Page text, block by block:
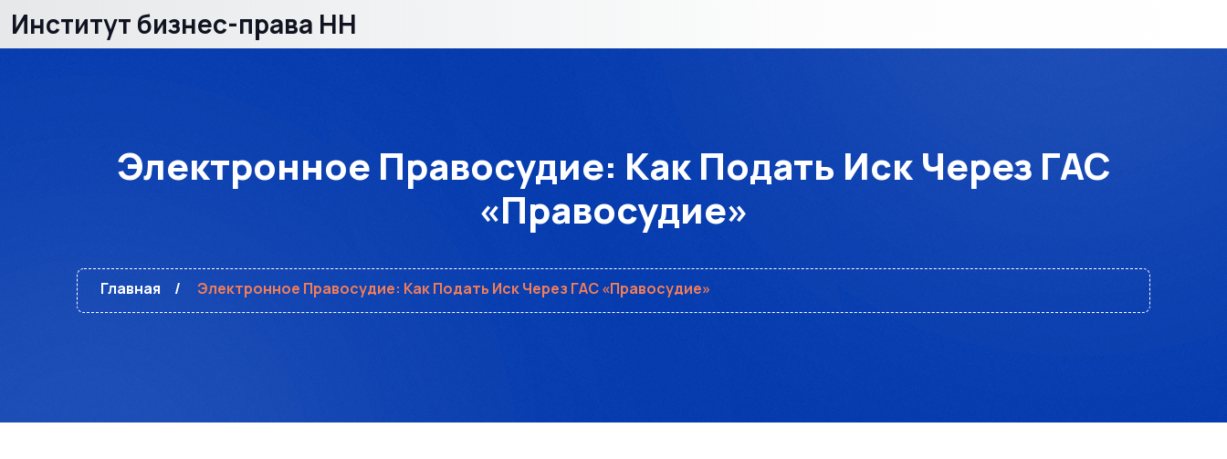
Институт бизнес-права НН
Электронное Правосудие: Как Подать Иск Через ГАС
«Правосудие»
Главная Электронное Правосудие: Как Подать Иск Через ГАС «Правосудие»